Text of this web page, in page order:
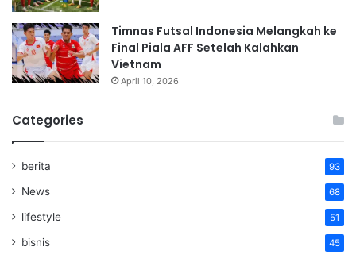
Timnas Futsal Indonesia Melangkah ke
Final Piala AFF Setelah Kalahkan
Vietnam
April 10, 2026
Categories
berita 93
News 68
lifestyle 51
bisnis 45